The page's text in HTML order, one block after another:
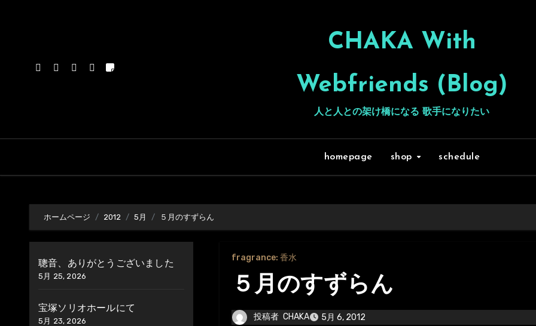
CHAKA With
Webfriends (Blog)
人と人との架け橋になる 歌手になりたい
homepage shop schedule
ホームページ 2012 5月 ５月のすずらん
聰音、ありがとうございました
5月 25, 2026
宝塚ソリオホールにて
5月 23, 2026
fragrance: 香水
５月のすずらん
投稿者 CHAKA 5月 6, 2012